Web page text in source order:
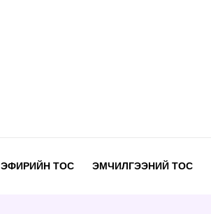
ЭФИРИЙН ТОС ЭМЧИЛГЭЭНИЙ ТОС